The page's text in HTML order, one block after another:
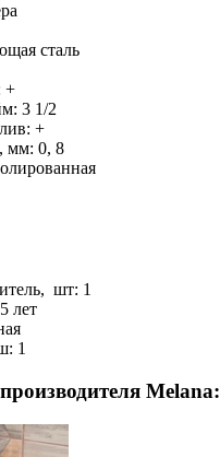
сталь
+
3 1/2
+
мм: 0, 8
шт: 1
5 лет
1
Melana: